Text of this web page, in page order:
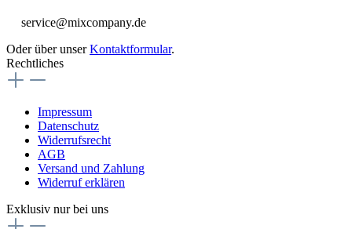
service@mixcompany.de
Oder über unserKontaktformular.
Rechtliches
Impressum
Datenschutz
Widerrufsrecht
AGB
Versand und Zahlung
Widerruf erklären
Exklusiv nur bei uns